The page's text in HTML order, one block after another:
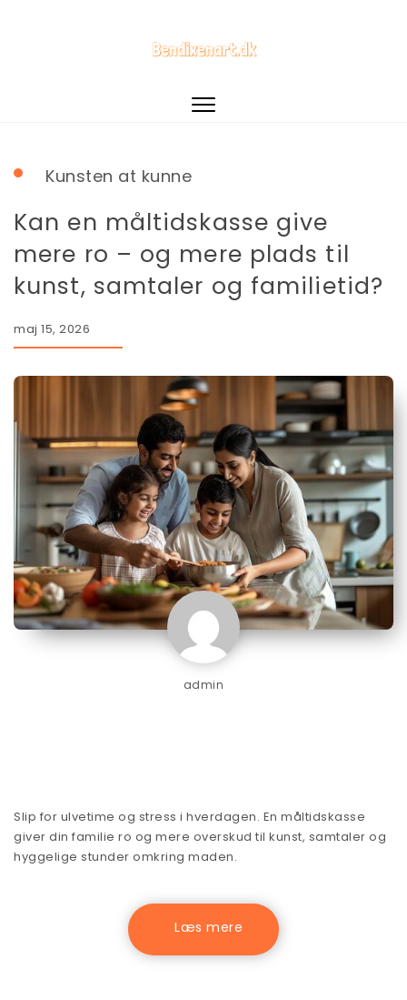
Toggle
Kunsten at kunne
Kan en måltidskasse give
mere ro – og mere plads til
kunst, samtaler og familietid?
maj 15, 2026
admin
Slip for ulvetime og stress i hverdagen. En måltidskasse
giver din familie ro og mere overskud til kunst, samtaler og
hyggelige stunder omkring maden.